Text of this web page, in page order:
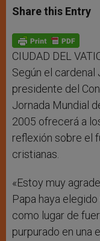
t
s
p
p
s
e
g
e
r
e
b
o
k
Share this Entry
CIUDAD DEL
Según el
presidente del
Jornada Mundial
2005 ofrecerá a
reflexión sobre el
cristianas.
«Estoy muy
Papa haya
como lugar de
purpurado en una